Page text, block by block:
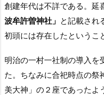
創建年代は不詳である。延
波牟許曽神社」 と記載され
初頭には存在したというこ
明治の一村一社制の導入を
た。ちなみに合祀時点の祭
美大神」の２座であったよ